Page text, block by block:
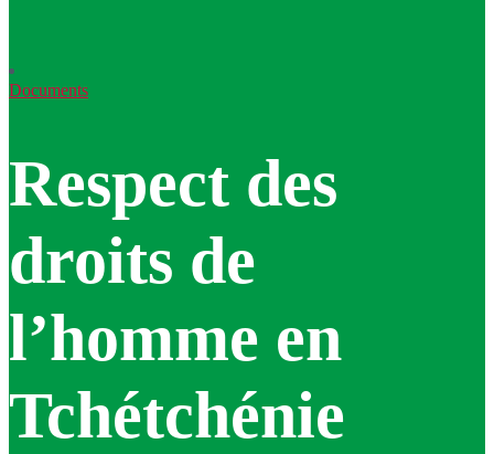
Documents
Respect des
droits de
l’homme en
Tchétchénie